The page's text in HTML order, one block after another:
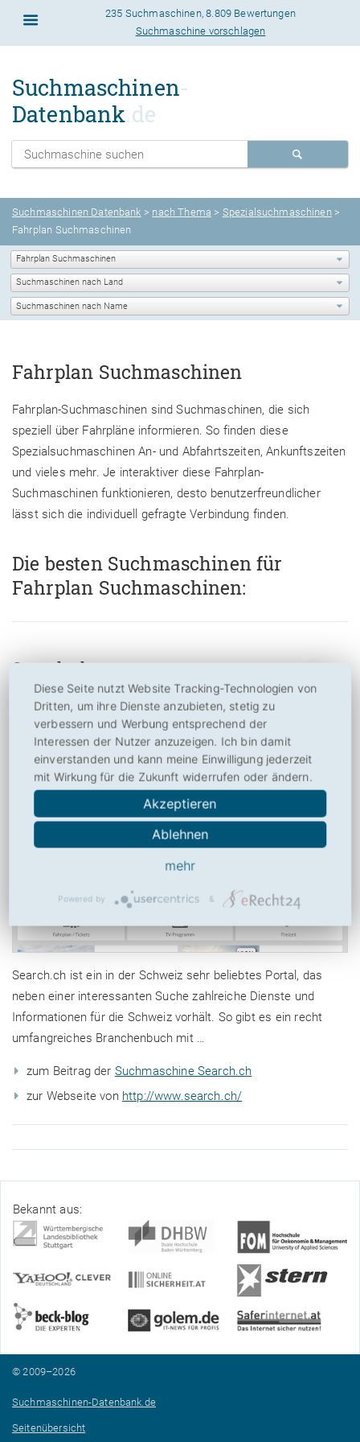
235 Suchmaschinen,8.809 Bewertungen
Suchmaschine vorschlagen
Suchmaschinen-
Datenbank.de
Suchmaschinen Datenbank > nach Thema > Spezialsuchmaschinen >
Fahrplan Suchmaschinen
Fahrplan Suchmaschinen
Fahrplan-Suchmaschinen sind Suchmaschinen, die sich
speziell über Fahrpläne informieren. So finden diese
Spezialsuchmaschinen An- und Abfahrtszeiten, Ankunftszeiten
und vieles mehr. Je interaktiver diese Fahrplan-
Suchmaschinen funktionieren, desto benutzerfreundlicher
lässt sich die individuell gefragte Verbindung finden.
Die besten Suchmaschinen für
Fahrplan Suchmaschinen:
Search.ch
3,74von10
39 Bewertungen
Bewertungen, Durchschnitt: 3,74
Search.ch ist ein in der Schweiz sehr beliebtes Portal, das
neben einer interessanten Suche zahlreiche Dienste und
Informationen für die Schweiz vorhält. So gibt es ein recht
umfangreiches Branchenbuch mit …
zum Beitrag der Suchmaschine Search.ch
zur Webseite von http://www.search.ch/
Bekannt aus:
© 2009–2026
Suchmaschinen-Datenbank.de
Seitenübersicht
Diese Seite nutzt Website Tracking-Technologien von
Dritten, um ihre Dienste anzubieten, stetig zu
verbessern und Werbung entsprechend der
Interessen der Nutzer anzuzeigen. Ich bin damit
einverstanden und kann meine Einwilligung jederzeit
mit Wirkung für die Zukunft widerrufen oder ändern.
Akzeptieren
Ablehnen
mehr
Powered by &